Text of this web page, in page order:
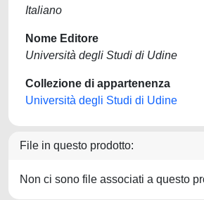
Italiano
Nome Editore
Università degli Studi di Udine
Collezione di appartenenza
Università degli Studi di Udine
File in questo prodotto:
Non ci sono file associati a questo